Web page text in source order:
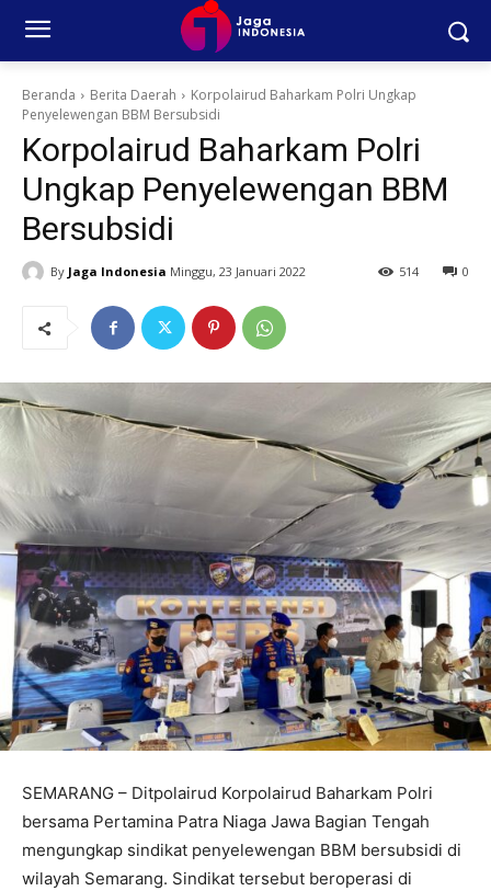
Beranda Berita Daerah
Korpolairud Baharkam Polri Ungkap
Penyelewengan BBM Bersubsidi
Korpolairud Baharkam Polri
Ungkap Penyelewengan BBM
Bersubsidi
By Jaga Indonesia Minggu, 23 Januari 2022 0
514
SEMARANG – Ditpolairud Korpolairud Baharkam Polri
bersama Pertamina Patra Niaga Jawa Bagian Tengah
mengungkap sindikat penyelewengan BBM bersubsidi di
wilayah Semarang. Sindikat tersebut beroperasi di